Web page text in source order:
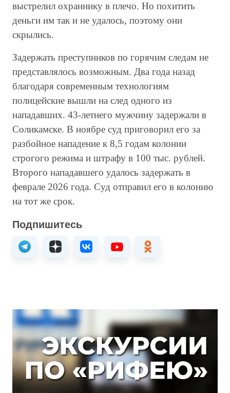
выстрелил охраннику в плечо. Но похитить
деньги им так и не удалось, поэтому они
скрылись.
Задержать преступников по горячим следам не
представлялось возможным. Два года назад
благодаря современным технологиям
полицейские вышли на след одного из
нападавших. 43-летнего мужчину задержали в
Соликамске. В ноябре суд приговорил его за
разбойное нападение к 8,5 годам колонии
строгого режима и штрафу в 100 тыс. рублей.
Второго нападавшего удалось задержать в
феврале 2026 года. Суд отправил его в колонию
на тот же срок.
Подпишитесь